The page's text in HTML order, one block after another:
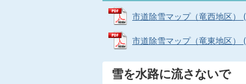
市道除雪マップ（竜西地区）
市道除雪マップ（竜東地区）
雪を水路に流さないで